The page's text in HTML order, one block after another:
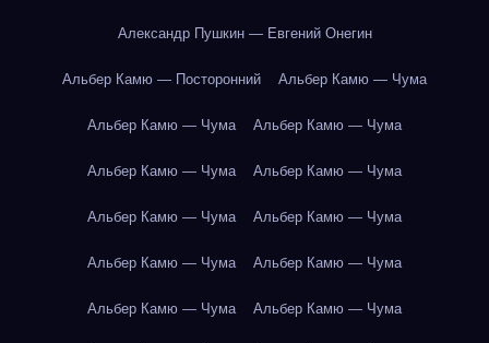
Александр Пушкин — Евгений Онегин
Альбер Камю — Посторонний Альбер Камю — Чума
Альбер Камю — Чума Альбер Камю — Чума
Альбер Камю — Чума Альбер Камю — Чума
Альбер Камю — Чума Альбер Камю — Чума
Альбер Камю — Чума Альбер Камю — Чума
Альбер Камю — Чума Альбер Камю — Чума